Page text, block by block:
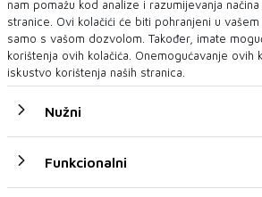
BORAC - SARAJEVO, 20.45
nam pomažu kod analize i razumijevanja
stranice. Ovi kolačići će biti pohranjeni u
samo s vašom dozvolom. Također, imate
korištenja ovih kolačića. Onemogućavanje ovih
iskustvo korištenja naših stranica.
Nužni
Funkcionalni